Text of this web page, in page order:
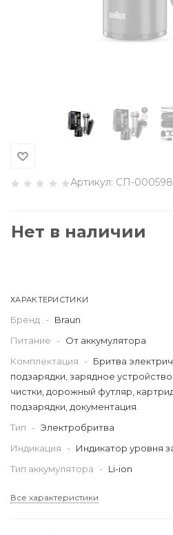
Артикул: СП-
Нет в наличии
ХАРАКТЕРИСТИКИ
Бренд -
Braun
Питание
-
От аккумулятора
Комплектация
-
Бритва
подзарядки, зарядное
чистки, дорожный футляр,
подзарядки, документация.
Тип
- Электробритва
Индикация
-
Индикатор уровня
Тип аккумулятора
- Li-ion
Все характеристики